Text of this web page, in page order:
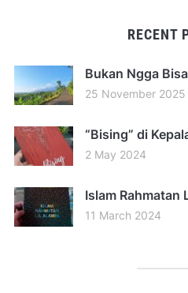
RECENT
Bukan Ngga
25 November 2025
“Bising” di
2 May 2024
Islam Rahmatan
11 March 2024